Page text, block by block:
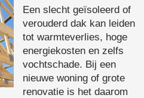
Een slecht geïsoleerd of
verouderd dak kan leiden
tot warmteverlies, hoge
energiekosten en zelfs
vochtschade. Bij een
nieuwe woning of grote
renovatie is het daarom